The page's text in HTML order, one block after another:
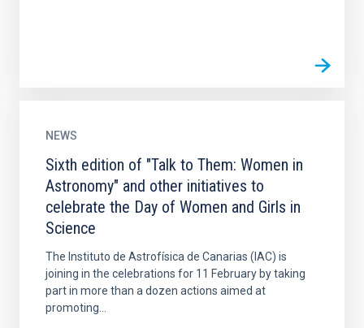
NEWS
Sixth edition of "Talk to Them: Women in
Astronomy" and other initiatives to
celebrate the Day of Women and Girls in
Science
The Instituto de Astrofísica de Canarias (IAC) is
joining in the celebrations for 11 February by taking
part in more than a dozen actions aimed at
promoting...